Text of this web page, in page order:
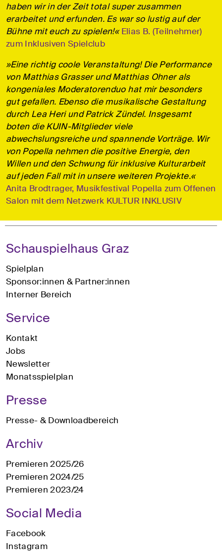
haben wir in der Zeit total super zusammen
erarbeitet und erfunden. Es war so lustig auf der
Bühne mit euch zu spielen!«Elias B. (Teilnehmer)
zum Inklusiven Spielclub
»Eine richtig coole Veranstaltung! Die Performance
von Matthias Grasser und Matthias Ohner als
kongeniales Moderatorenduo hat mir besonders
gut gefallen. Ebenso die musikalische Gestaltung
durch Lea Heri und Patrick Zündel. Insgesamt
boten die KUIN-Mitglieder viele
abwechslungsreiche und spannende Vorträge. Wir
von Popella nehmen die positive Energie, den
Willen und den Schwung für inklusive Kulturarbeit
auf jeden Fall mit in unsere weiteren Projekte.«
Anita Brodtrager, Musikfestival Popella zum Offenen
Salon mit dem Netzwerk KULTUR INKLUSIV
Schauspielhaus Graz
Spielplan
Sponsor:innen & Partner:innen
Interner Bereich
Service
Kontakt
Jobs
Newsletter
Monatsspielplan
Presse
Presse- & Downloadbereich
Archiv
Premieren 2025/26
Premieren 2024/25
Premieren 2023/24
Social Media
Facebook
Instagram